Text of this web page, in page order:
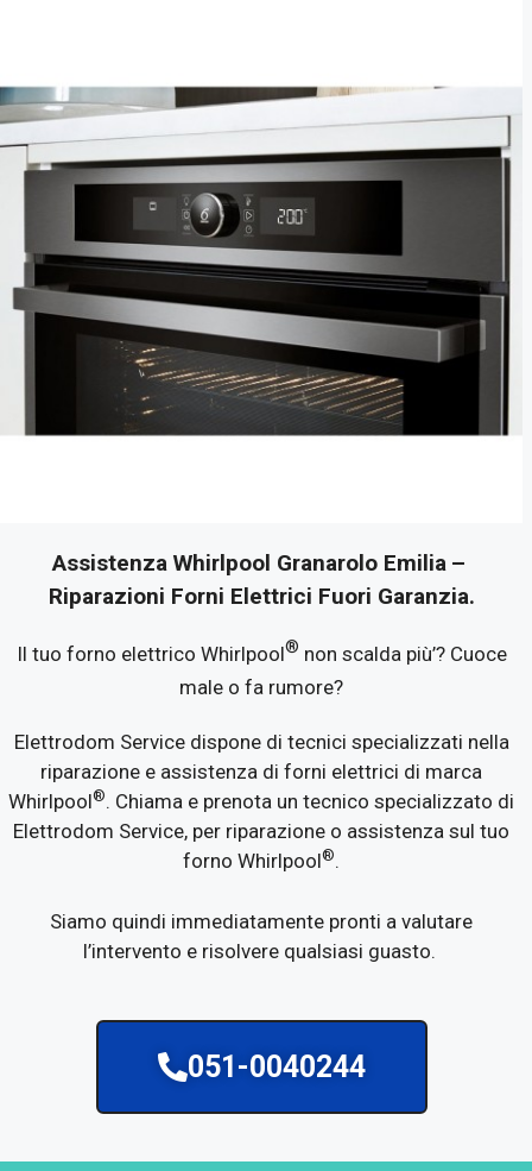
Assistenza Whirlpool Granarolo Emilia –
Riparazioni Forni Elettrici Fuori Garanzia.
Il tuo forno elettrico Whirlpool® non scalda più’? Cuoce
male o fa rumore?
Elettrodom Service dispone di tecnici specializzati nella
riparazione e assistenza di forni elettrici di marca
Whirlpool®. Chiama e prenota un tecnico specializzato di
Elettrodom Service, per riparazione o assistenza sul tuo
forno Whirlpool®.
Siamo quindi immediatamente pronti a valutare
l’intervento e risolvere qualsiasi guasto.
051-0040244